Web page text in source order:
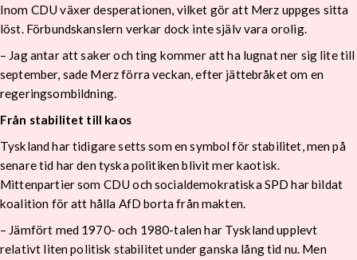
Inom CDU växer desperationen, vilket gör att Merz uppges sitta
löst. Förbundskanslern verkar dock inte själv vara orolig.
– Jag antar att saker och ting kommer att ha lugnat ner sig lite till
september, sade Merz förra veckan, efter jättebråket om en
regeringsombildning.
Från stabilitet till kaos
Tyskland har tidigare setts som en symbol för stabilitet, men på
senare tid har den tyska politiken blivit mer kaotisk.
Mittenpartier som CDU och socialdemokratiska SPD har bildat
koalition för att hålla AfD borta från makten.
– Jämfört med 1970- och 1980-talen har Tyskland upplevt
relativt liten politisk stabilitet under ganska lång tid nu. Men